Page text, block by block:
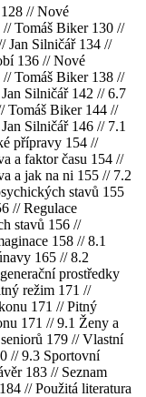
// Nové
Tomáš Biker 130 //
Jan Silničář 134 //
136 // Nové
Tomáš Biker 138 //
Silničář 142 // 6.7
Tomáš Biker 144 //
Silničář 146 // 7.1
přípravy 154 //
a faktor času 154 //
a jak na ni 155 // 7.2
stavů 155
// Regulace
stavů 156 //
158 // 8.1
165 // 8.2
prostředky
režim 171 //
171 // Pitný
171 // 9.1 Ženy a
179 // Vlastní
// 9.3 Sportovní
183 // Seznam
// Použitá literatura